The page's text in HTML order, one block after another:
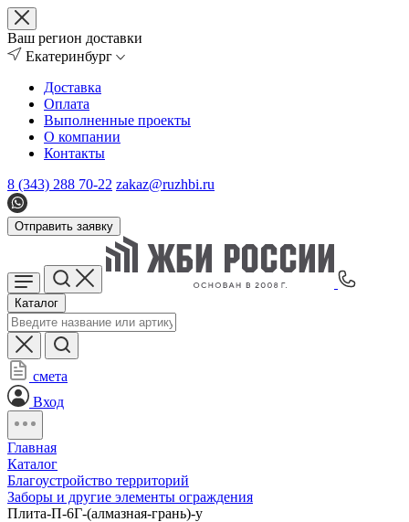
Ваш регион доставки
Екатеринбург
Доставка
Оплата
Выполненные проекты
О компании
Контакты
8 (343) 288 70-22 zakaz@ruzhbi.ru
Отправить заявку
Каталог
смета
Вход
Главная
Каталог
Благоустройство территорий
Заборы и другие элементы ограждения
Плита-П-6Г-(алмазная-грань)-у